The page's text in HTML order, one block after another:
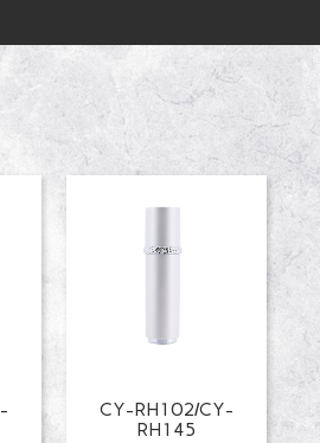
CY-RH102/CY-
RH145